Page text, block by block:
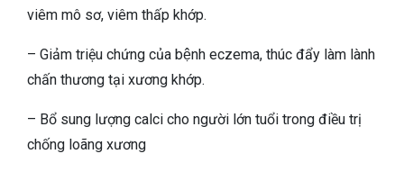
viêm mô sơ, viêm thấp khớp.
– Giảm triệu chứng của bệnh eczema, thúc đẩy làm lành
chấn thương tại xương khớp.
– Bổ sung lượng calci cho người lớn tuổi trong điều trị
chống loãng xương